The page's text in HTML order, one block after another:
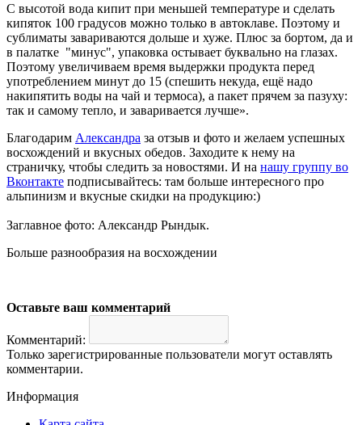
С высотой вода кипит при меньшей температуре и сделать
кипяток 100 градусов можно только в автоклаве. Поэтому и
сублиматы завариваются дольше и хуже. Плюс за бортом, да и
в палатке "минус", упаковка остывает буквально на глазах.
Поэтому увеличиваем время выдержки продукта перед
употреблением минут до 15 (спешить некуда, ещё надо
накипятить воды на чай и термоса), а пакет прячем за пазуху:
так и самому тепло, и заваривается лучше».
Благодарим Александра за отзыв и фото и желаем успешных
восхождений и вкусных обедов. Заходите к нему на
страничку, чтобы следить за новостями. И на нашу группу во
Вконтакте подписывайтесь: там больше интересного про
альпинизм и вкусные скидки на продукцию:)
Заглавное фото: Александр Рындык.
Больше разнообразия на восхождении
Оставьте ваш комментарий
Комментарий:
Только зарегистрированные пользователи могут оставлять
комментарии.
Информация